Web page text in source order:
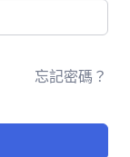
忘記密碼？